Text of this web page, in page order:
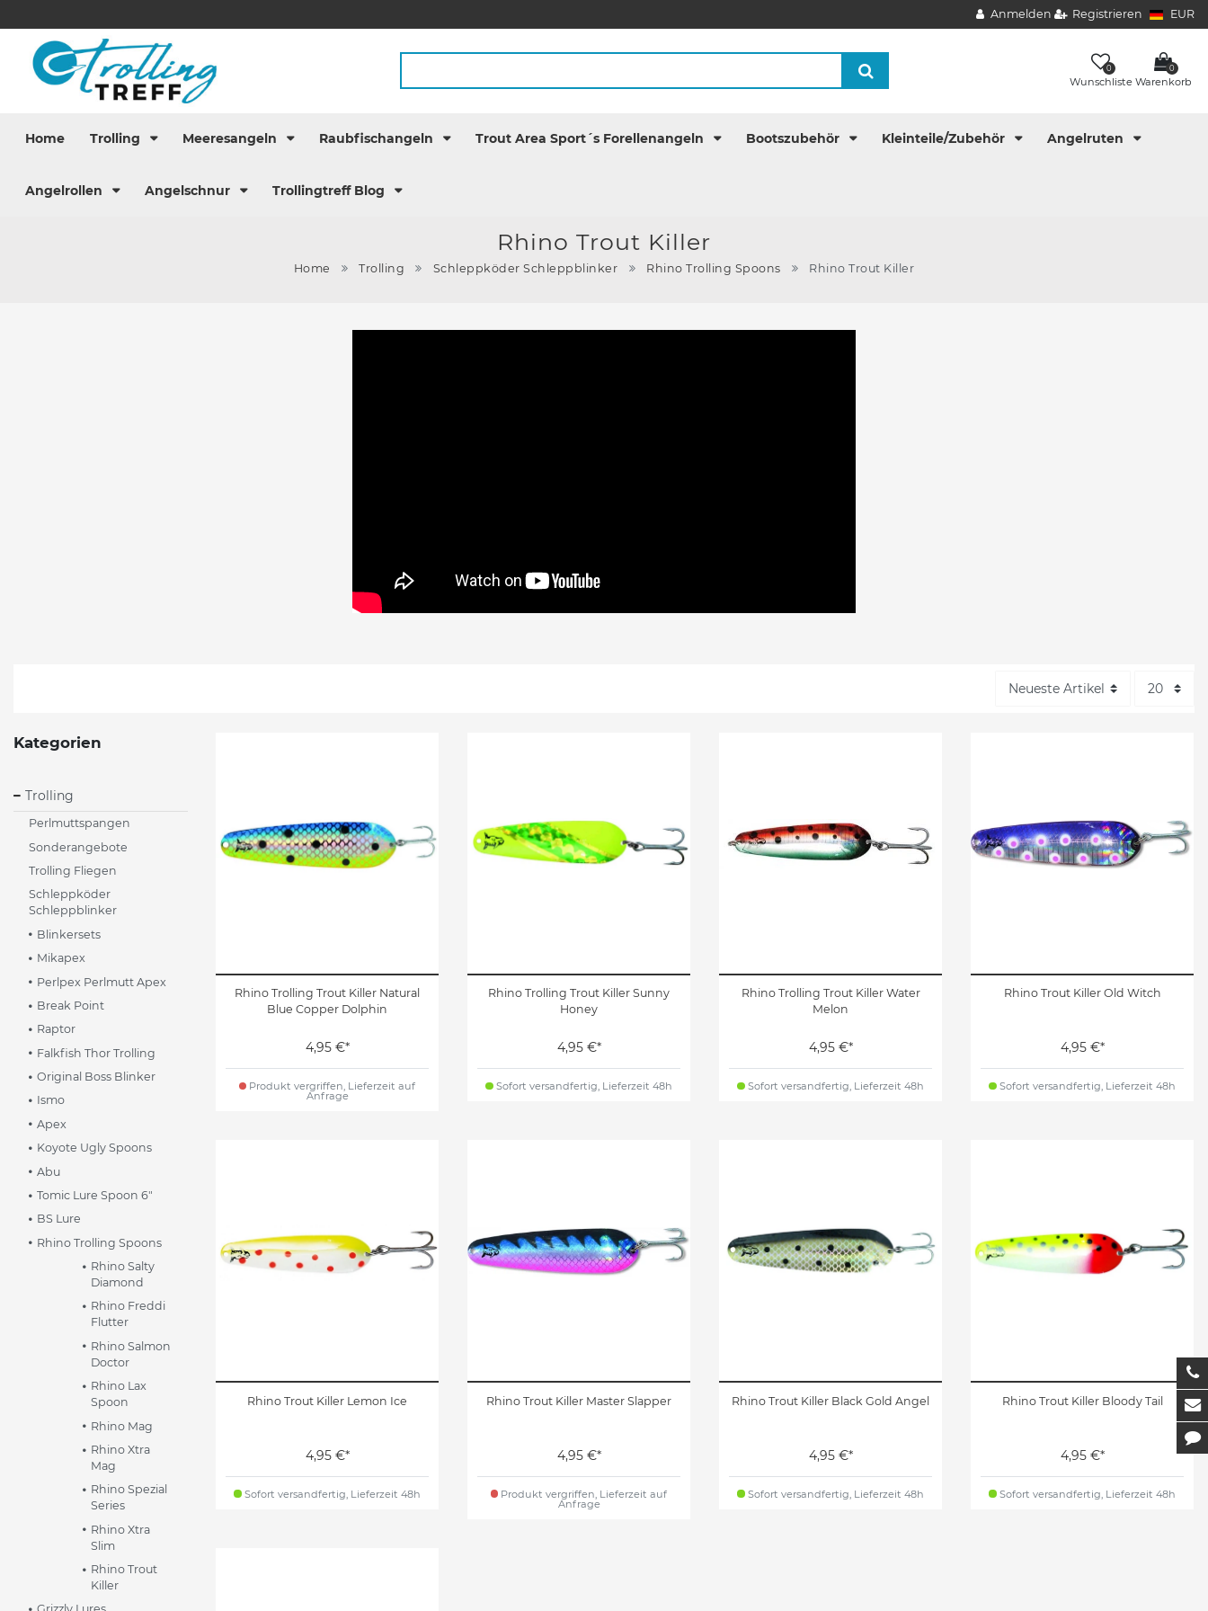
Anmelden Registrieren EUR
0
Wunschliste
0
Warenkorb
Home Trolling Meeresangeln Raubfischangeln Trout Area Sport´s Forellenangeln Bootszubehör Kleinteile/Zubehör Angelruten
Angelrollen Angelschnur Trollingtreff Blog
Rhino Trout Killer
Home Trolling Schleppköder Schleppblinker Rhino Trolling Spoons Rhino Trout Killer
Kategorien
Trolling
Perlmuttspangen
Sonderangebote
Trolling Fliegen
Schleppköder
Schleppblinker
Blinkersets
Mikapex
Perlpex Perlmutt Apex
Break Point
Raptor
Falkfish Thor Trolling
Original Boss Blinker
Ismo
Apex
Koyote Ugly Spoons
Abu
Tomic Lure Spoon 6"
BS Lure
Rhino Trolling Spoons
Rhino Salty
Diamond
Rhino Freddi
Flutter
Rhino Salmon
Doctor
Rhino Lax
Spoon
Rhino Mag
Rhino Xtra
Mag
Rhino Spezial
Series
Rhino Xtra
Slim
Rhino Trout
Killer
Rhino Trolling Trout Killer Natural
Blue Copper Dolphin
4,95 €*
Produkt vergriffen, Lieferzeit auf
Anfrage
Rhino Trolling Trout Killer Sunny
Honey
4,95 €*
Sofort versandfertig, Lieferzeit 48h
Rhino Trolling Trout Killer Water
Melon
4,95 €*
Sofort versandfertig, Lieferzeit 48h
Rhino Trout Killer Old Witch
4,95 €*
Sofort versandfertig, Lieferzeit 48h
Rhino Trout Killer Lemon Ice
4,95 €*
Sofort versandfertig, Lieferzeit 48h
Rhino Trout Killer Master Slapper
4,95 €*
Produkt vergriffen, Lieferzeit auf
Anfrage
Rhino Trout Killer Black Gold Angel
4,95 €*
Sofort versandfertig, Lieferzeit 48h
Rhino Trout Killer Bloody Tail
4,95 €*
Sofort versandfertig, Lieferzeit 48h